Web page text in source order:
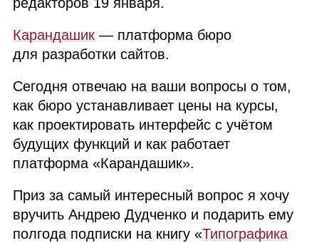
Карандашик — платформа бюро
для разработки сайтов.
Сегодня отвечаю на ваши вопросы о том,
как бюро устанавливает цены на курсы,
как проектировать интерфейс с учётом
будущих функций и как работает
платформа «Карандашик».
Приз за самый интересный вопрос я хочу
вручить Андрею Дудченко и подарить ему
полгода подписки на книгу «Типографика